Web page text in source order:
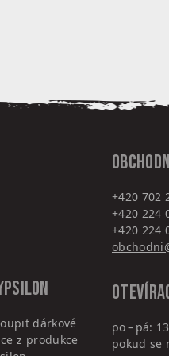
dárkové
z produkce
+420 702
+420 224
+420 224
po – pá:
pokud se